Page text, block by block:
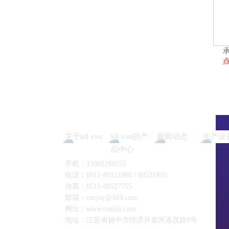
关于k8 viet
k8 viet的产
品中心
新闻动态 生产设
手机：13305288155
电话：0511-88521900 / 88521955
传真：0511-88527755
邮箱： cnzjxy@163.com
网址：www.cnzjxy.com
地址：江苏省扬中市经济开发区港茂路8号